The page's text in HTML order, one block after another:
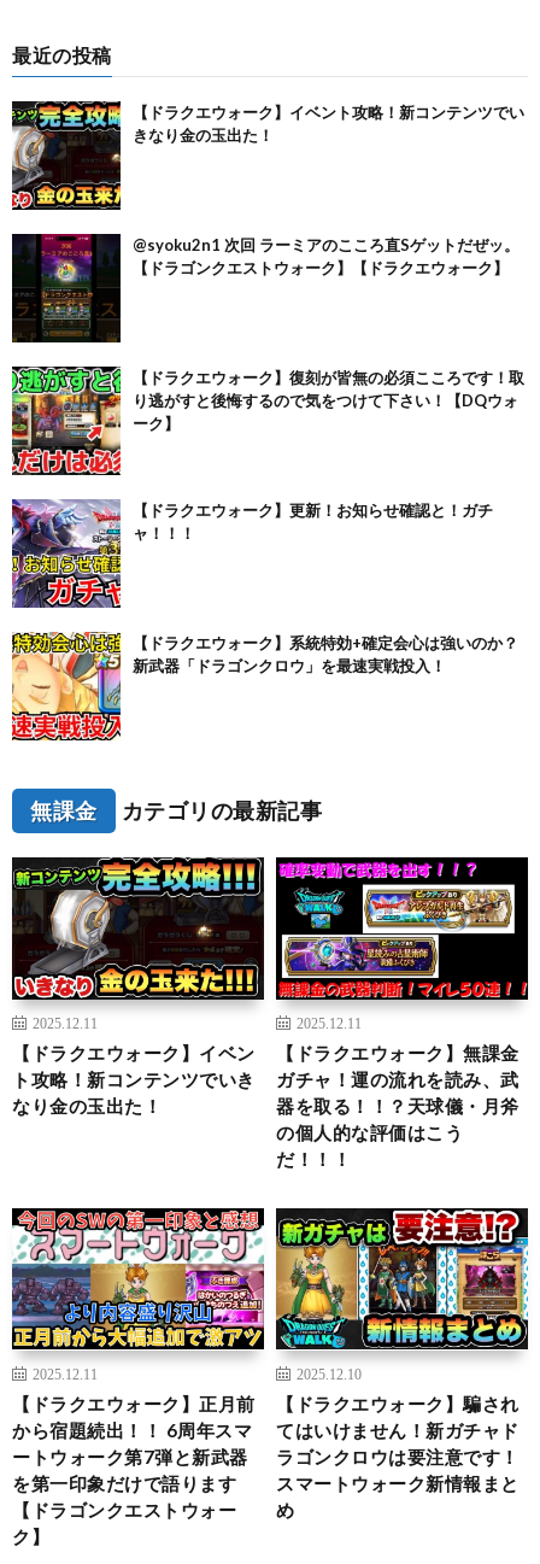
最近の投稿
【ドラクエウォーク】イベント攻略！新コンテンツでい
きなり金の玉出た！
@syoku2n1 次回 ラーミアのこころ直Sゲットだぜッ。
【ドラゴンクエストウォーク】【ドラクエウォーク】
【ドラクエウォーク】復刻が皆無の必須こころです！取
り逃がすと後悔するので気をつけて下さい！【DQウォ
ーク】
【ドラクエウォーク】更新！お知らせ確認と！ガチ
ャ！！！
【ドラクエウォーク】系統特効+確定会心は強いのか？
新武器「ドラゴンクロウ」を最速実戦投入！
無課金 カテゴリの最新記事
2025.12.11
【ドラクエウォーク】イベン
ト攻略！新コンテンツでいき
なり金の玉出た！
2025.12.11
【ドラクエウォーク】無課金
ガチャ！運の流れを読み、武
器を取る！！？天球儀・月斧
の個人的な評価はこう
だ！！！
2025.12.11
【ドラクエウォーク】正月前
から宿題続出！！ 6周年スマ
ートウォーク第7弾と新武器
を第一印象だけで語ります
【ドラゴンクエストウォー
ク】
2025.12.10
【ドラクエウォーク】騙され
てはいけません！新ガチャド
ラゴンクロウは要注意です！
スマートウォーク新情報まと
め